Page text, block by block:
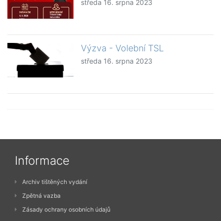
středa 16. srpna 2023
Výzva - Volební TSL
středa 16. srpna 2023
Informace
Archiv tištěných vydání
Zpětná vazba
Zásady ochrany osobních údajů